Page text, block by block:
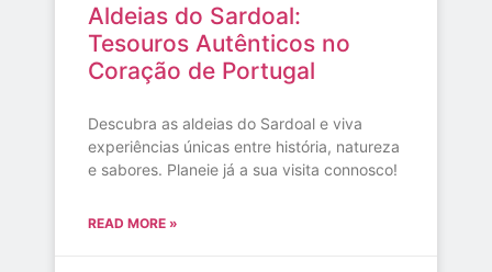
Aldeias do Sardoal:
Tesouros Autênticos no
Coração de Portugal
Descubra as aldeias do Sardoal e viva
experiências únicas entre história, natureza
e sabores. Planeie já a sua visita connosco!
READ MORE »